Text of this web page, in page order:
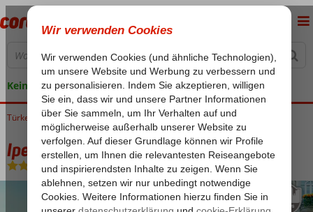
Keine versteckten Kosten
Home
Türkei Istanbul Sirkeci Ipek Palas
Ipek Palas
Ohne Verpflegung-Hotel